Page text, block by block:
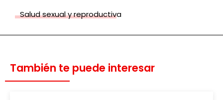
Salud sexual y reproductiva
También te puede interesar